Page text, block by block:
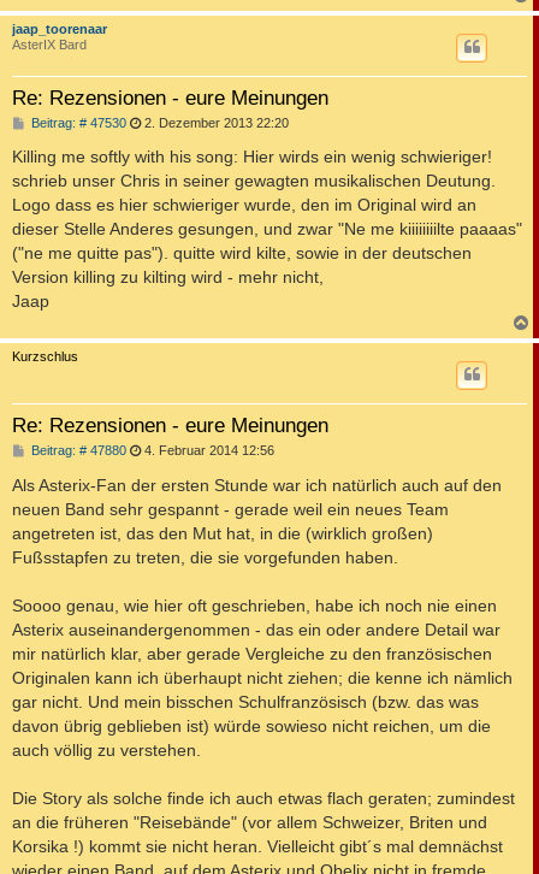
a
jaap_toorenaar
AsterIX Bard
Re: Rezensionen - eure Meinungen
Beitrag: # 47530B
t
r
a
g
2. Dezember 2013 22:20
Killing me softly with his song: Hier wirds ein wenig schwieriger!
schrieb unser Chris in seiner gewagten musikalischen Deutung.
Logo dass es hier schwieriger wurde, den im Original wird an
dieser Stelle Anderes gesungen, und zwar "Ne me kiiiiiiiilte paaaas"
("ne me quitte pas"). quitte wird kilte, sowie in der deutschen
Version killing zu kilting wird - mehr nicht,
Jaap
a
Kurzschlus
Re: Rezensionen - eure Meinungen
Beitrag: # 47880B
i
r
g
4. Februar 2014 12:56
Als Asterix-Fan der ersten Stunde war ich natürlich auch auf den
neuen Band sehr gespannt - gerade weil ein neues Team
angetreten ist, das den Mut hat, in die (wirklich großen)
Fußsstapfen zu treten, die sie vorgefunden haben.
Soooo genau, wie hier oft geschrieben, habe ich noch nie einen
Asterix auseinandergenommen - das ein oder andere Detail war
mir natürlich klar, aber gerade Vergleiche zu den französischen
Originalen kann ich überhaupt nicht ziehen; die kenne ich nämlich
gar nicht. Und mein bisschen Schulfranzösisch (bzw. das was
davon übrig geblieben ist) würde sowieso nicht reichen, um die
auch völlig zu verstehen.
Die Story als solche finde ich auch etwas flach geraten; zumindest
an die früheren "Reisebände" (vor allem Schweizer, Briten und
Korsika !) kommt sie nicht heran. Vielleicht gibt´s mal demnächst